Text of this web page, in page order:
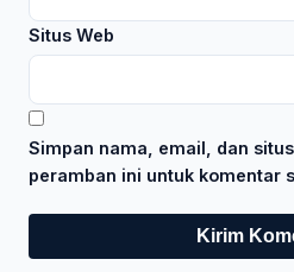
Situs Web
Simpan nama, email, dan
peramban ini untuk komentar